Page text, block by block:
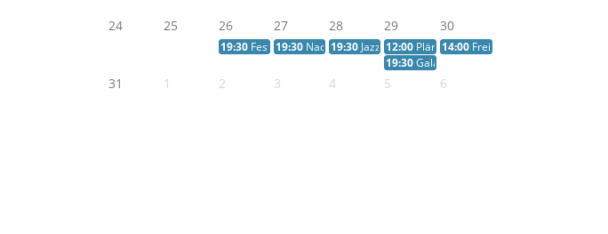
24 25 26 27 28 29 30
19:30 Festkonzert - Friedberger Musiksommer
19:30 Nachtmusik im Schloss Friedberg
19:30 Jazz-Konzert - Friedberger Musiksommer
12:00 Plärrerumzug
14:00 Freistaaten-Treffen
19:30 Gala 25 Jahre Friedberger
31 1 2 3 4 5 6